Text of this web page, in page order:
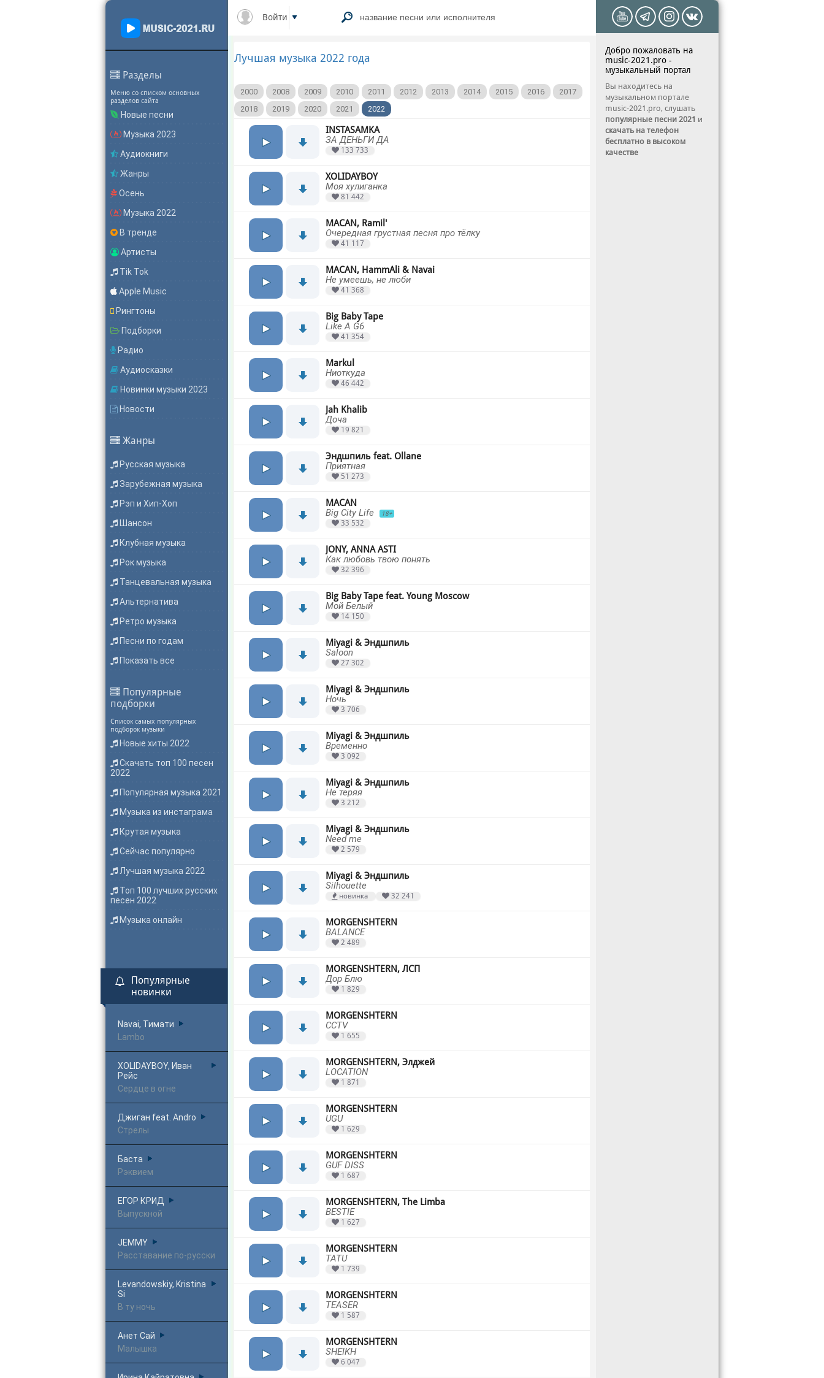
Разделы
Меню со списком основных
разделов сайта
Новые песни
Музыка 2023
Аудиокниги
Жанры
Осень
Музыка 2022
В тренде
Артисты
Tik Tok
Apple Music
Рингтоны
Подборки
Радио
Аудиосказки
Новинки музыки 2023
Новости
Жанры
Русская музыка
Зарубежная музыка
Рэп и Хип-Хоп
Шансон
Клубная музыка
Рок музыка
Танцевальная музыка
Альтернатива
Ретро музыка
Песни по годам
Показать все
Популярные
подборки
Список самых популярных
подборок музыки
Новые хиты 2022
Скачать топ 100 песен
2022
Популярная музыка 2021
Музыка из инстаграма
Крутая музыка
Сейчас популярно
Лучшая музыка 2022
Топ 100 лучших русских
песен 2022
Музыка онлайн
Популярные
новинки
Navai, Тимати
Lambo
XOLIDAYBOY, Иван
Рейс
Сердце в огне
Джиган feat. Andro
Стрелы
Баста
Рэквием
ЕГОР КРИД
Выпускной
JEMMY
Расставание по-русски
Levandowskiy, Kristina
Si
В ту ночь
Анет Сай
Малышка
Войти
Лучшая музыка 2022 года
2000 2008 2009 2010 2011 2012 2013 2014 2015 2016
2017
2018
2019 2020 2021 2022
INSTASAMKA
ЗА ДЕНЬГИ ДА
133 733
XOLIDAYBOY
Моя хулиганка
81 442
MACAN, Ramil'
Очередная грустная песня про тёлку
41 117
MACAN, HammAli & Navai
Не умеешь, не люби
41 368
Big Baby Tape
Like A G6
41 354
Markul
Ниоткуда
46 442
Jah Khalib
Доча
19 821
Эндшпиль feat. Ollane
Приятная
51 273
MACAN
Big City Life
18+
33 532
JONY, ANNA ASTI
Как любовь твою понять
32 396
Big Baby Tape feat. Young Moscow
Мой Белый
14 150
Miyagi & Эндшпиль
Saloon
27 302
Miyagi & Эндшпиль
Ночь
3 706
Miyagi & Эндшпиль
Временно
3 092
Miyagi & Эндшпиль
Не теряя
3 212
Miyagi & Эндшпиль
Need me
2 579
Miyagi & Эндшпиль
Silhouette
новинка 32 241
MORGENSHTERN
BALANCE
2 489
MORGENSHTERN, ЛСП
Дор Блю
1 829
MORGENSHTERN
CCTV
1 655
MORGENSHTERN, Элджей
LOCATION
1 871
MORGENSHTERN
UGU
1 629
MORGENSHTERN
GUF DISS
1 687
MORGENSHTERN, The Limba
BESTIE
1 627
MORGENSHTERN
TATU
1 739
MORGENSHTERN
TEASER
1 587
MORGENSHTERN
SHEIKH
6 047
Добро пожаловать на
music-2021.pro -
музыкальный портал
Вы находитесь на
музыкальном портале
music-2021.pro, слушать
популярные песни 2021 и
скачать на телефон
бесплатно в высоком
качестве